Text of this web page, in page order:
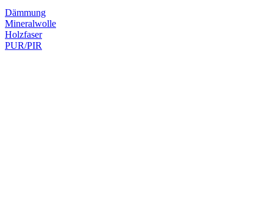
Dämmung
Mineralwolle
Holzfaser
PUR/PIR